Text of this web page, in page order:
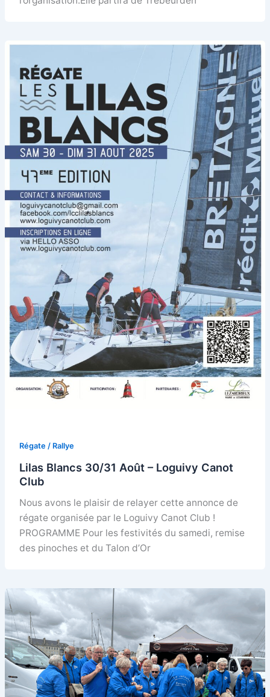
Régate / Rallye
Lilas Blancs 30/31 Août – Loguivy Canot
Club
Nous avons le plaisir de relayer cette annonce de
régate organisée par le Loguivy Canot Club !
PROGRAMME Pour les festivités du samedi, remise
des pinoches et du Talon d’Or